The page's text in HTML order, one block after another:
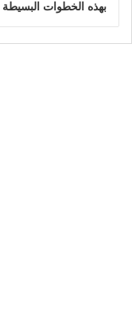
بهذه الخطوات البسيطة